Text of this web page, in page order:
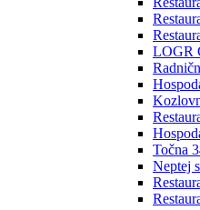
LOGR
Točna
Neptej